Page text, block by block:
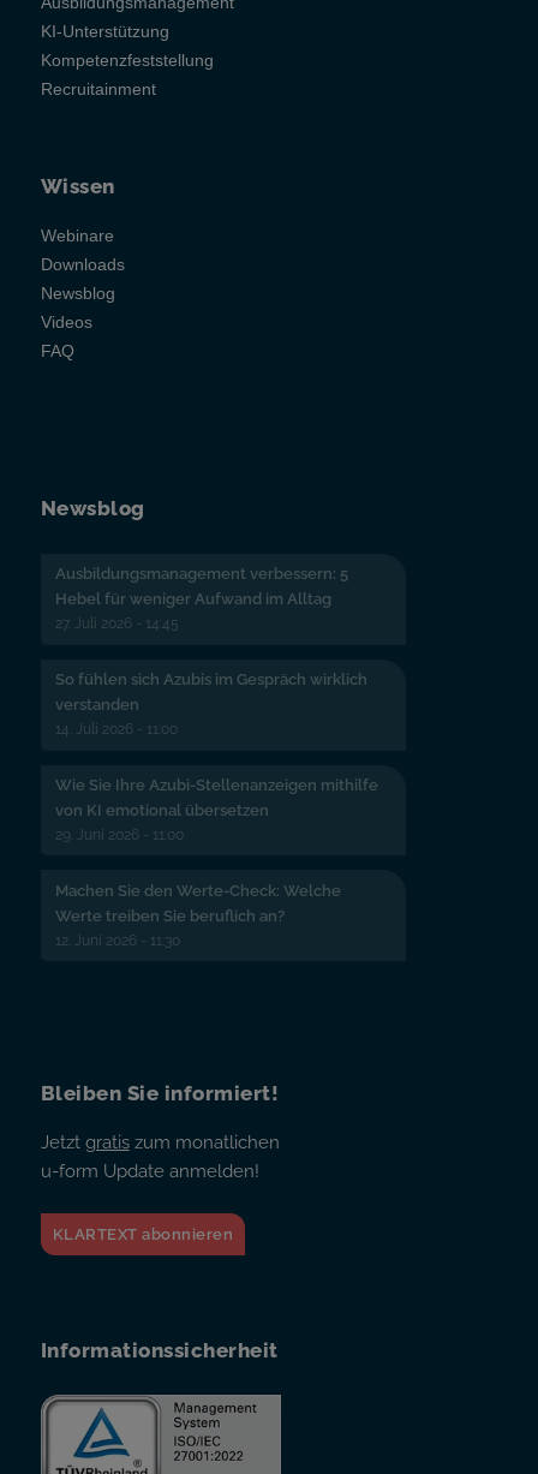
KI-Unterstützung
Kompetenzfeststellung
Recruitainment
Wissen
Webinare
Downloads
Newsblog
Videos
FAQ
Newsblog
Ausbildungsmanagement verbessern: 5
Hebel für weniger Aufwand im Alltag
27. Juli 2026 - 14:45
So fühlen sich Azubis im Gespräch wirklich
verstanden
14. Juli 2026 - 11:00
Wie Sie Ihre Azubi-Stellenanzeigen mithilfe
von KI emotional übersetzen
29. Juni 2026 - 11:00
Machen Sie den Werte-Check: Welche
Werte treiben Sie beruflich an?
12. Juni 2026 - 11:30
Bleiben Sie informiert!
Jetzt gratiszum monatlichen
u-form Update anmelden!
KLARTEXT abonnieren
Informationssicherheit